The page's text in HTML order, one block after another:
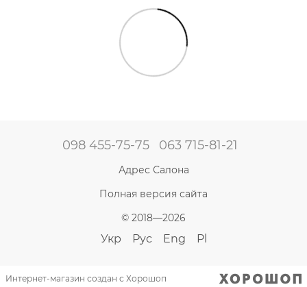
098 455-75-75 063 715-81-21
Адрес Салона
Полная версия сайта
© 2018—2026
Укр Рус Eng Pl
Интернет-магазин создан с Хорошоп